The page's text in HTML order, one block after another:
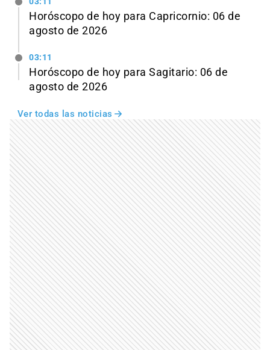
Horóscopo de hoy para Capricornio: 06 de
agosto de 2026
03:11
Horóscopo de hoy para Sagitario: 06 de
agosto de 2026
Ver todas las noticias